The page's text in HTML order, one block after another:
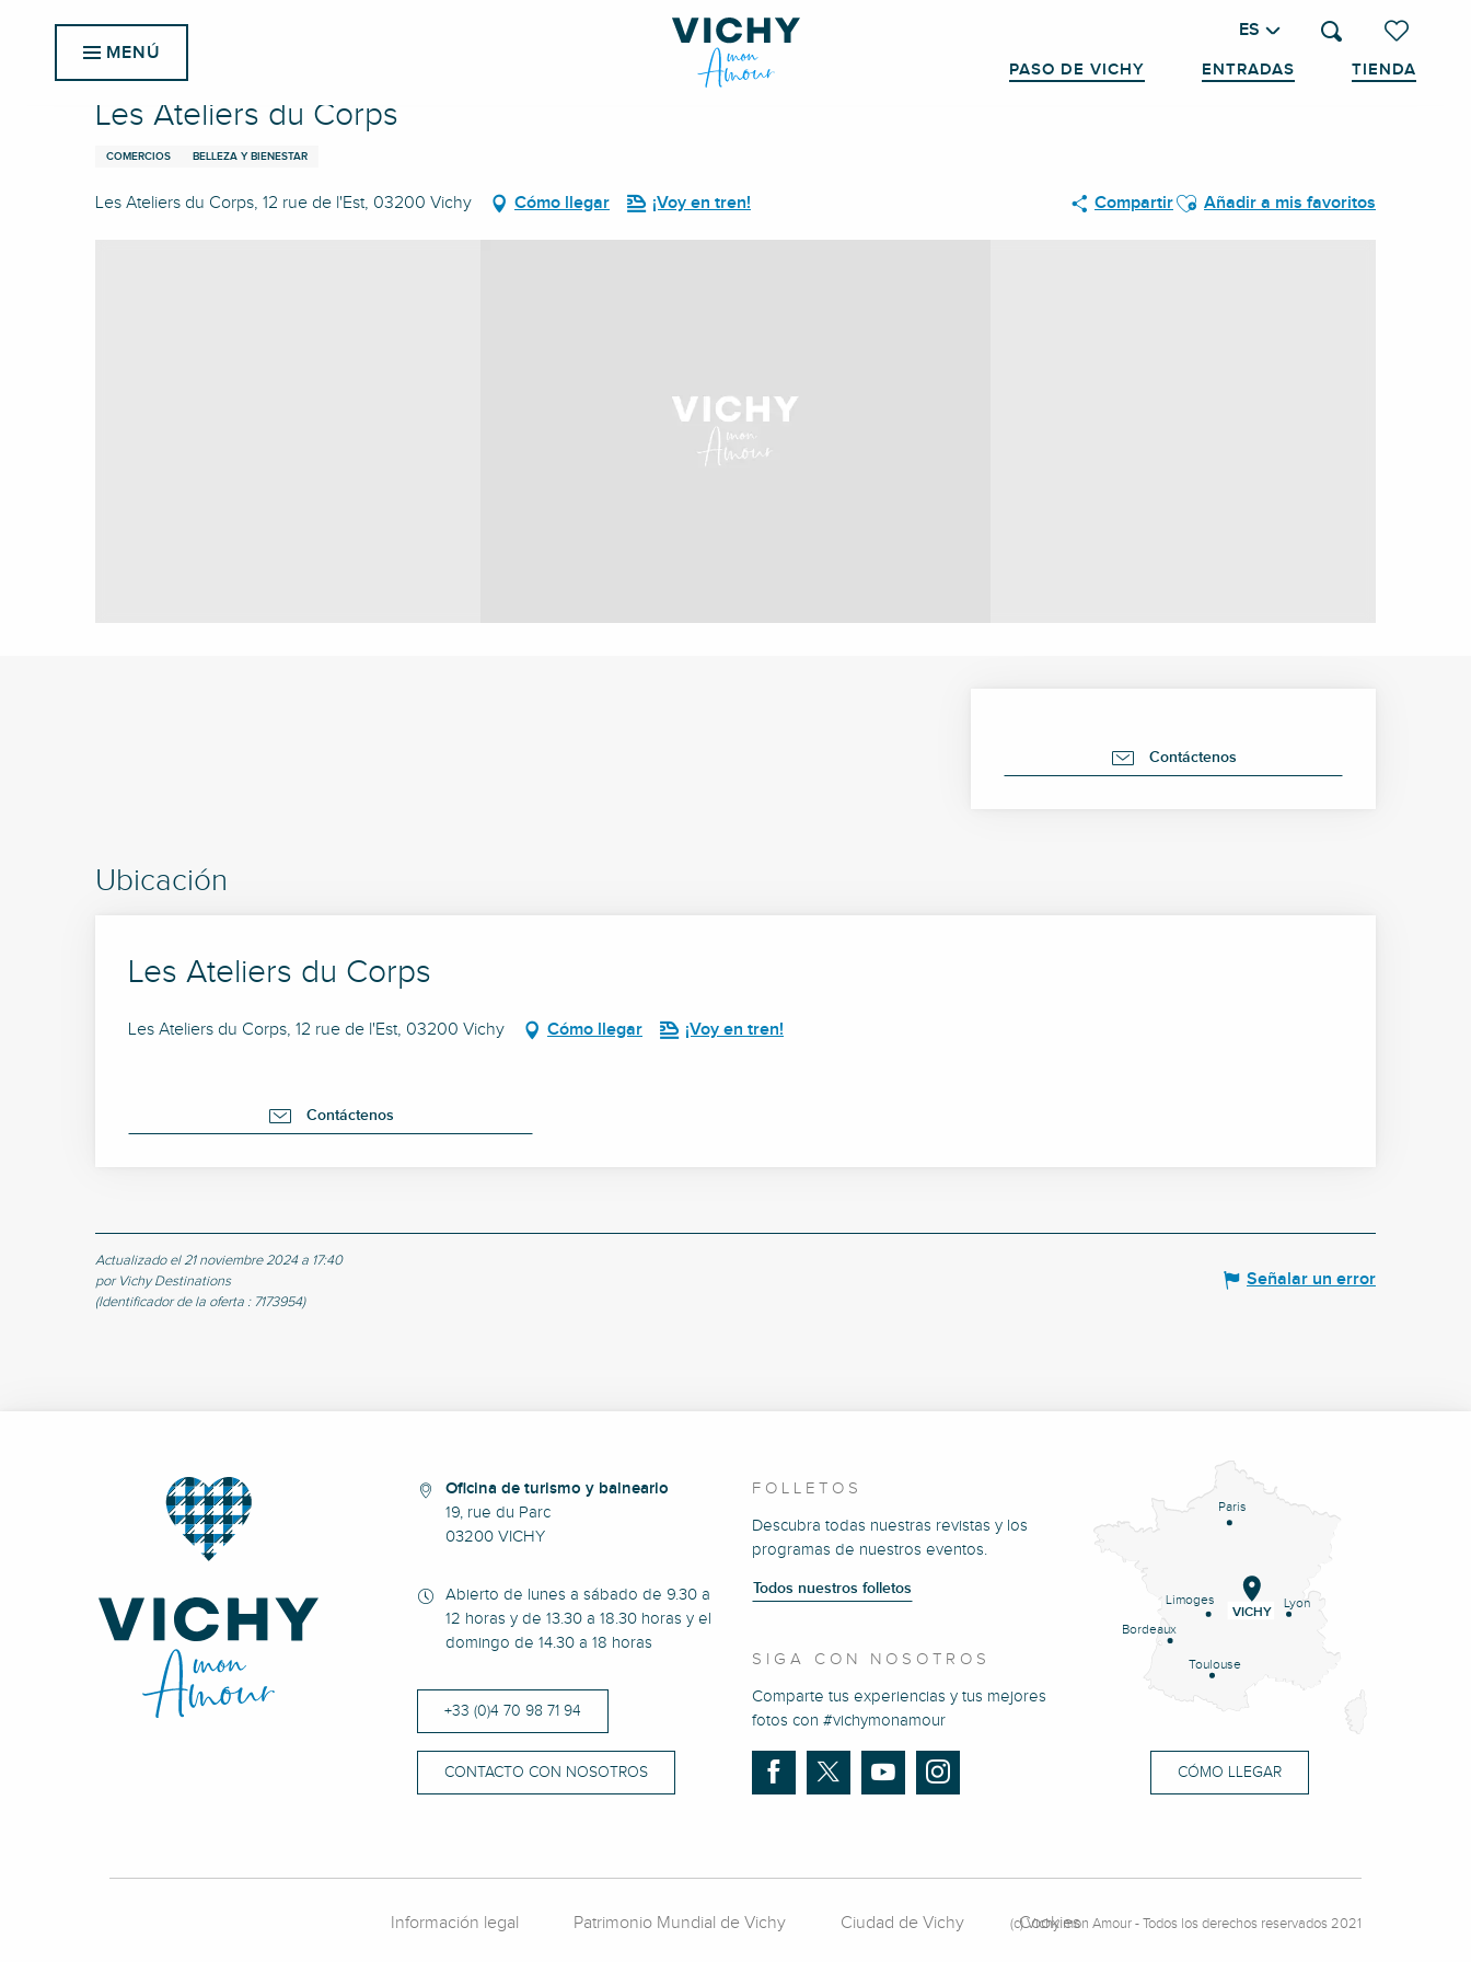
Voir les
Buscar
ES
PASO DE VICHY ENTRADAS TIENDA
MENÚ
Inicio Les Ateliers du Corps
Les Ateliers du Corps
COMERCIOS BELLEZA Y BIENESTAR
Les Ateliers du Corps, 12 rue de l'Est, 03200 Vichy Cómo llegar ¡Voy en tren! CompartirAjouter aux favoris
Añadir a mis favoritos
Contáctenos
Ubicación
Les Ateliers du Corps
Les Ateliers du Corps, 12 rue de l'Est, 03200 Vichy Cómo llegar ¡Voy en tren!
Contáctenos
Actualizado el 21 noviembre 2024 a 17:40
por Vichy Destinations
(Identificador de la oferta : 7173954)
Señalar un error
Oficina de turismo y balneario
19, rue du Parc
03200 VICHY
Abierto de lunes a sábado de 9.30 a
12 horas y de 13.30 a 18.30 horas y el
domingo de 14.30 a 18 horas
+33 (0)4 70 98 71 94
CONTACTO CON NOSOTROS
FOLLETOS
Descubra todas nuestras revistas y los
programas de nuestros eventos.
Todos nuestros folletos
SIGA CON NOSOTROS
Comparte tus experiencias y tus mejores
fotos con #vichymonamour
Paris
Lyon
Limoges
Bordeaux
Toulouse
VICHY
CÓMO LLEGAR
Información legal Patrimonio Mundial de Vichy Ciudad de Vichy Cookies
(c) Vichy mon Amour - Todos los derechos reservados 2021